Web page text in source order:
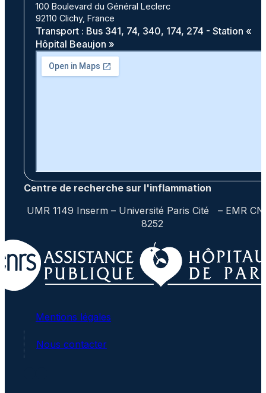
100 Boulevard du Général Leclerc
92110 Clichy, France
Transport : Bus 341, 74, 340, 174, 274 - Station «
Hôpital Beaujon »
Centre de recherche sur l'inflammation
UMR 1149 Inserm – Université Paris Cité – EMR
8252
Mentions légales
Nous contacter